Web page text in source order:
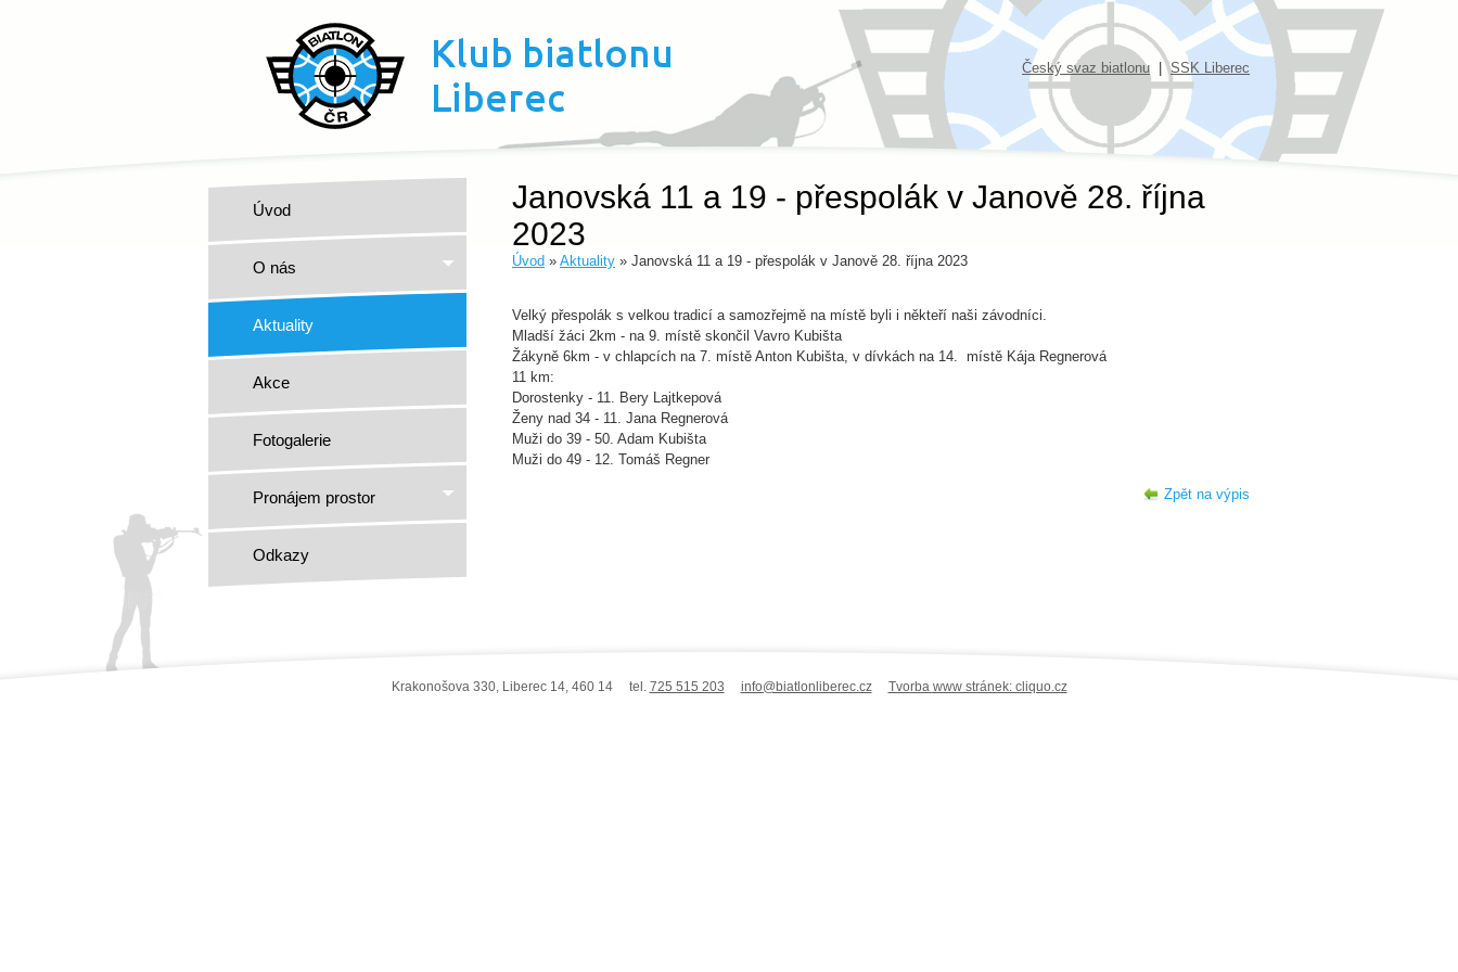
Český svaz biatlonu |SSK Liberec
Úvod
O nás
Aktuality
Akce
Fotogalerie
Pronájem prostor
Odkazy
Janovská 11 a 19 - přespolák v Janově 28. října
2023
Úvod » Aktuality » Janovská 11 a 19 - přespolák v Janově 28. října 2023
Velký přespolák s velkou tradicí a samozřejmě na místě byli i někteří naši závodníci.
Mladší žáci 2km - na 9. místě skončil Vavro Kubišta
Žákyně 6km - v chlapcích na 7. místě Anton Kubišta, v dívkách na 14. místě Kája Regnerová
11 km:
Dorostenky - 11. Bery Lajtkepová
Ženy nad 34 - 11. Jana Regnerová
Muži do 39 - 50. Adam Kubišta
Muži do 49 - 12. Tomáš Regner
Zpět na výpis
Krakonošova 330, Liberec 14, 460 14 tel. 725 515 203 info@biatlonliberec.cz Tvorba www stránek: cliquo.cz